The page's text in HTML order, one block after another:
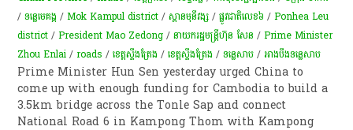
/ទន្លេមេគង្គ /Mok Kampul district /ស្ពានមុនីវង្ស /ផ្លូ​វជាតិ​​​លេខ​​​៦ /Ponhea Leu
district /President Mao Zedong /នាយករដ្ឋមន្ត្រីហ៊ុន សែន /Prime Minister
Zhou Enlai /roads /ខេត្តស្ទឹងត្រែង /ខេត្តស្ទឹងត្រែង /ទន្លេសាប /អាងបឹង​ទន្លេសាប​
Prime Minister Hun Sen yesterday urged China to
come up with enough funding for Cambodia to build a
3.5km bridge across the Tonle Sap and connect
National Road 6 in Kampong Thom with Kampong